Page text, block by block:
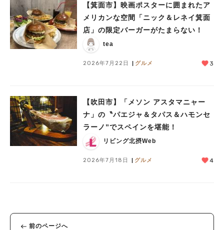
【箕面市】映画ポスターに囲まれたア
メリカンな空間「ニック＆レネイ箕面
店」の限定バーガーがたまらない！
tea
2026年7月22日 グルメ 3
【吹田市】「メソン アスタマニャー
ナ」の〝パエジャ＆タパス＆ハモンセ
ラーノ”でスペインを堪能！
リビング北摂Web
2026年7月18日 グルメ 4
前のページへ